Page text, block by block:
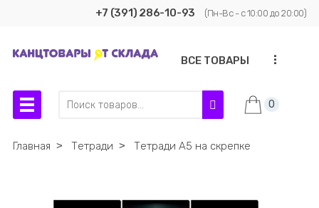
+7 (391) 286-10-93 (Пн-Вс - с 10:00 до 20:00)
ВСЕ ТОВАРЫ ...
0
Главная ˃ Тетради ˃ Тетради А5 на скрепке